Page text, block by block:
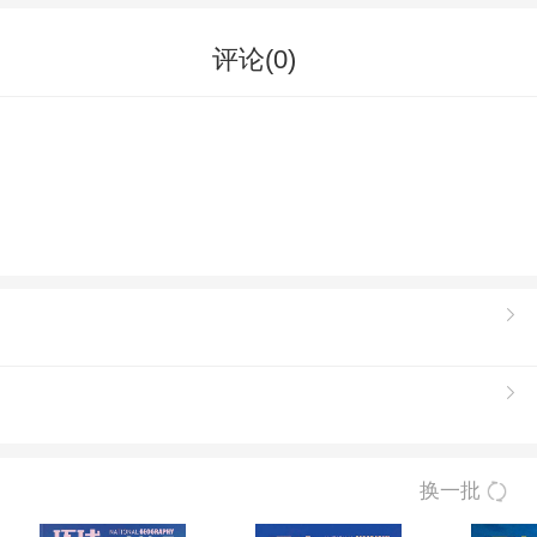
评论(0)
换一批